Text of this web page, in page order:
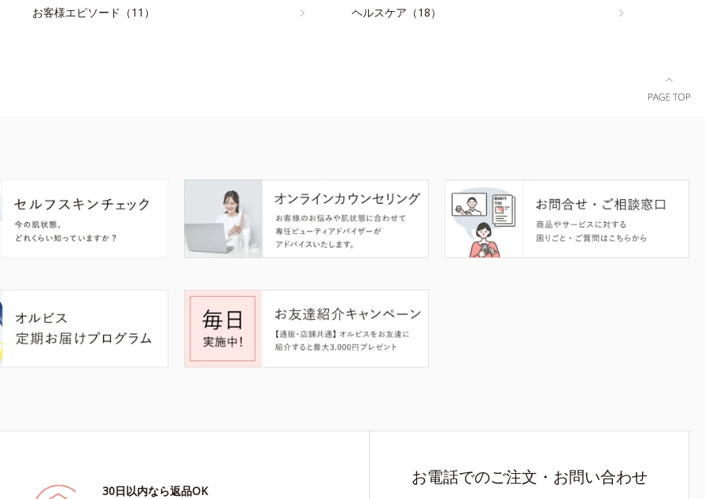
お客様エピソード（11） ヘルスケア（18）
30日以内なら返品OK
お電話でのご注文・お問い合わせ